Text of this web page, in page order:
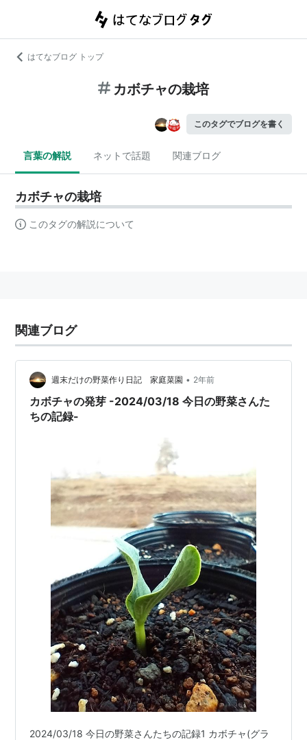
はてなブログ トップ
カボチャの栽培
このタグでブログを書く
言葉の解説 ネットで話題 関連ブログ
カボチャの栽培
このタグの解説について
関連ブログ
週末だけの野菜作り日記 家庭菜園 • 2年前
カボチャの発芽 -2024/03/18 今日の野菜さんた
ちの記録-
2024/03/18 今日の野菜さんたちの記録1 カボチャ(グラ